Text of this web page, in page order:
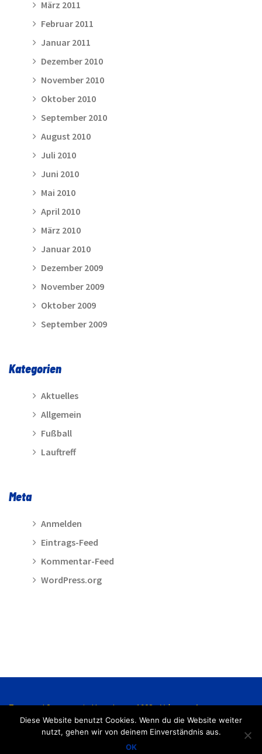
März 2011
Februar 2011
Januar 2011
Dezember 2010
November 2010
Oktober 2010
September 2010
August 2010
Juli 2010
Juni 2010
Mai 2010
April 2010
März 2010
Januar 2010
Dezember 2009
November 2009
Oktober 2009
September 2009
Kategorien
Aktuelles
Allgemein
Fußball
Lauftreff
Meta
Anmelden
Eintrags-Feed
Kommentar-Feed
WordPress.org
Turn- und Sportverein Hasede von 1928 e.V. |Kontakt
Impressum Datenschutzerklärung
Diese Website benutzt Cookies. Wenn du die Website weiter
nutzt, gehen wir von deinem Einverständnis aus.
OK